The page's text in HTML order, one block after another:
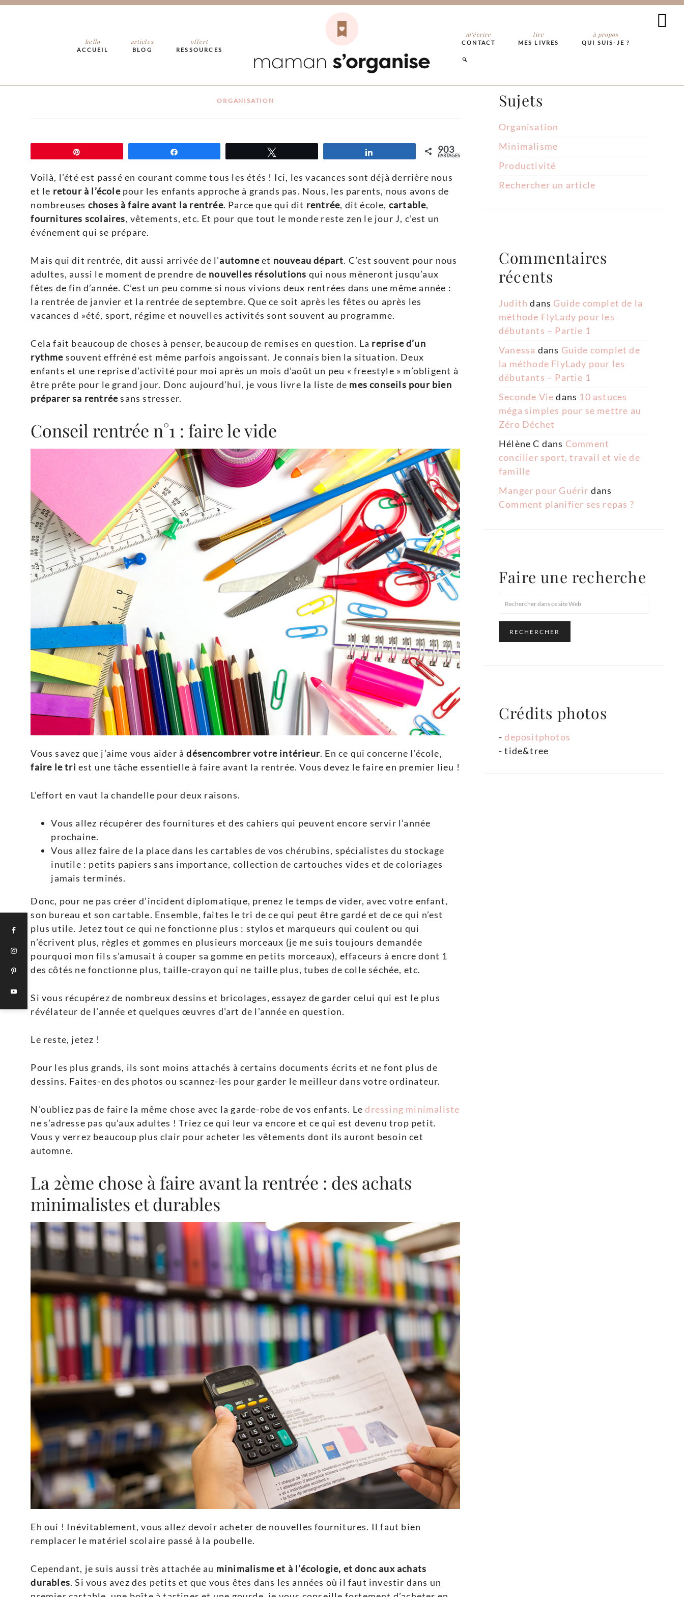
hello
ACCUEIL
articles
BLOG
offert
RESSOURCES
m'écrire
CONTACT
lire
MES LIVRES
à propos
QUI SUIS-JE ?
5 choses à faire avant la rentrée et être
prête le jour J
ORGANISATION
903
PARTAGES
Voilà, l’été est passé en courant comme tous les étés ! Ici, les vacances sont déjà derrière nous
et le retour à l’écolepour les enfants approche à grands pas. Nous, les parents, nous avons de
nombreuses choses à faire avant la rentrée. Parce que qui dit rentrée, dit école, cartable,
fournitures scolaires, vêtements, etc. Et pour que tout le monde reste zen le jour J, c’est un
événement qui se prépare.
Mais qui dit rentrée, dit aussi arrivée de l’automneet nouveau départ. C’est souvent pour nous
adultes, aussi le moment de prendre de nouvelles résolutions qui nous mèneront jusqu’aux
fêtes de fin d’année. C’est un peu comme si nous vivions deux rentrées dans une même année :
la rentrée de janvier et la rentrée de septembre. Que ce soit après les fêtes ou après les
vacances d »été, sport, régime et nouvelles activités sont souvent au programme.
Cela fait beaucoup de choses à penser, beaucoup de remises en question. La reprise d’un
rythme souvent effréné est même parfois angoissant. Je connais bien la situation. Deux
enfants et une reprise d’activité pour moi après un mois d’août un peu « freestyle » m’obligent à
être prête pour le grand jour. Donc aujourd’hui, je vous livre la liste de mes conseils pour bien
préparer sa rentréesans stresser.
Conseil rentrée n°1 : faire le vide
Vous savez que j’aime vous aider àdésencombrer votre intérieur. En ce qui concerne l’école,
faire le tri est une tâche essentielle à faire avant la rentrée. Vous devez le faire en premier lieu !
L’effort en vaut la chandelle pour deux raisons.
Vous allez récupérer des fournitures et des cahiers qui peuvent encore servir l’année
prochaine.
Vous allez faire de la place dans les cartables de vos chérubins, spécialistes du stockage
inutile : petits papiers sans importance, collection de cartouches vides et de coloriages
jamais terminés.
Donc, pour ne pas créer d’incident diplomatique, prenez le temps de vider, avec votre enfant,
son bureau et son cartable. Ensemble, faites le tri de ce qui peut être gardé et de ce qui n’est
plus utile. Jetez tout ce qui ne fonctionne plus : stylos et marqueurs qui coulent ou qui
n’écrivent plus, règles et gommes en plusieurs morceaux (je me suis toujours demandée
pourquoi mon fils s’amusait à couper sa gomme en petits morceaux), effaceurs à encre dont 1
des côtés ne fonctionne plus, taille-crayon qui ne taille plus, tubes de colle séchée, etc.
Si vous récupérez de nombreux dessins et bricolages, essayez de garder celui qui est le plus
révélateur de l’année et quelques œuvres d’art de l’année en question.
Le reste, jetez !
Pour les plus grands, ils sont moins attachés à certains documents écrits et ne font plus de
dessins. Faites-en des photos ou scannez-les pour garder le meilleur dans votre ordinateur.
N’oubliez pas de faire la même chose avec la garde-robe de vos enfants. Ledressing minimaliste
ne s’adresse pas qu’aux adultes ! Triez ce qui leur va encore et ce qui est devenu trop petit.
Vous y verrez beaucoup plus clair pour acheter les vêtements dont ils auront besoin cet
automne.
La 2ème chose à faire avant la rentrée : des achats
minimalistes et durables
Eh oui ! Inévitablement, vous allez devoir acheter de nouvelles fournitures. Il faut bien
remplacer le matériel scolaire passé à la poubelle.
Cependant, je suis aussi très attachée au minimalisme et à l’écologie, et donc aux achats
durables. Si vous avez des petits et que vous êtes dans les années où il faut investir dans un
Sujets
Organisation
Minimalisme
Productivité
Rechercher un article
Commentaires
récents
Judith dans Guide complet de la
méthode FlyLady pour les
débutants – Partie 1
Vanessa dans Guide complet de
la méthode FlyLady pour les
débutants – Partie 1
Seconde Vie dans 10 astuces
méga simples pour se mettre au
Zéro Déchet
Hélène C dans Comment
concilier sport, travail et vie de
famille
Manger pour Guérir dans
Comment planifier ses repas ?
Faire une recherche
Crédits photos
-depositphotos
- tide&tree